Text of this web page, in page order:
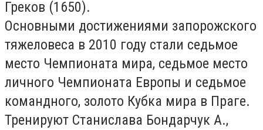
Греков (1650).
Основными достижениями запорожского
тяжеловеса в 2010 году стали седьмое
место Чемпионата мира, седьмое место
личного Чемпионата Европы и седьмое
командного, золото Кубка мира в Праге.
Тренируют Станислава Бондарчук А.,